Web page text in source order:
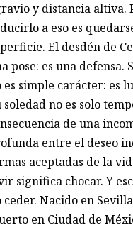
y distancia altiva.
a eso es
El desdén de
pose: es una defensa.
es simple carácter: es
soledad no es solo
de una
entre el deseo
aceptadas de la
significa chocar. Y
ceder. Nacido en
en Ciudad de